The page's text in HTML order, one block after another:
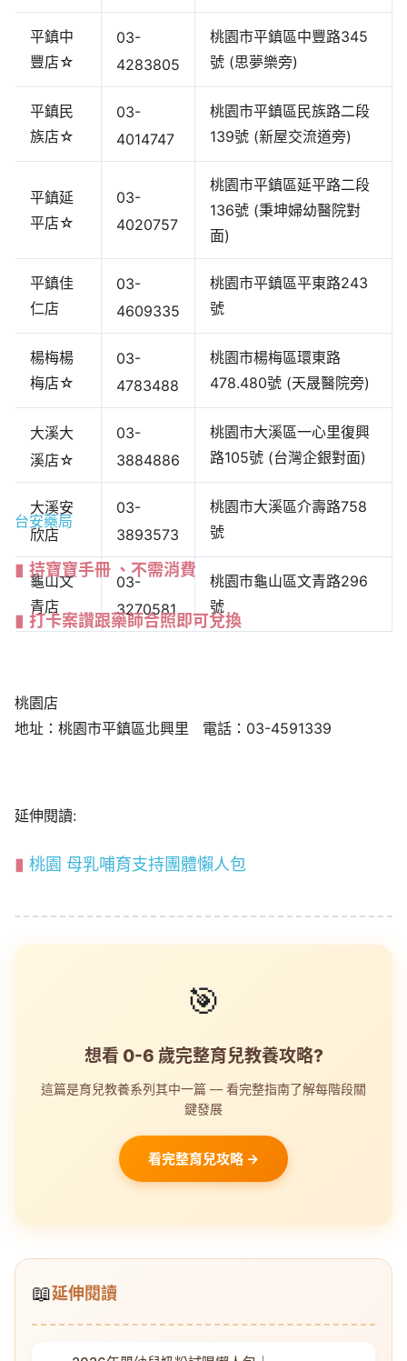
平鎮中
豐店☆
03-
4283805
桃園市平鎮區中豐路345
號 (思夢樂旁)
平鎮民
族店☆
03-
4014747
桃園市平鎮區民族路二段
139號 (新屋交流道旁)
平鎮延
平店☆
03-
4020757
桃園市平鎮區延平路二段
136號 (秉坤婦幼醫院對
面)
平鎮佳
仁店
03-
4609335
桃園市平鎮區平東路243
號
楊梅楊
梅店☆
03-
4783488
桃園市楊梅區環東路
478.480號 (天晟醫院旁)
大溪大
溪店☆
03-
3884886
桃園市大溪區一心里復興
路105號 (台灣企銀對面)
大溪安
欣店
03-
3893573
桃園市大溪區介壽路758
號
龜山文
青店
03-
3270581
桃園市龜山區文青路296
號
台安藥局
持寶寶手冊 、不需消費
打卡案讚跟藥師合照即可兌換
桃園店
地址：桃園市平鎮區北興里 電話：03-4591339
延伸閱讀:
桃園 母乳哺育支持團體懶人包
🎯
想看 0-6 歲完整育兒教養攻略?
這篇是育兒教養系列其中一篇 — 看完整指南了解每階段關
鍵發展
看完整育兒攻略 →
📖延伸閱讀